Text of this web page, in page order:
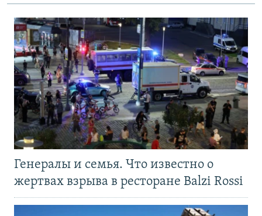
Генералы и семья. Что известно о
жертвах взрыва в ресторане Balzi Rossi